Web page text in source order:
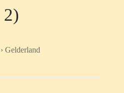
2)
Gelderland